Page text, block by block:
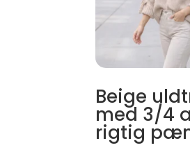
Beige
med 3/4
rigtig